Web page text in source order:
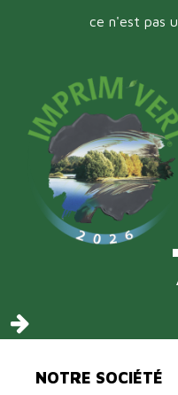
ce n'est pas
NOTRE SOCIÉTÉ